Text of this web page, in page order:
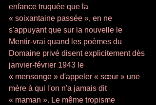
enfance truquée que la
« soixantaine passée », en ne
s'appuyant que sur la nouvelle le
Mentir-vrai quand les poèmes du
Domaine privé disent explicitement dès
janvier-février 1943 le
« mensonge » d'appeler « sœur » une
mère à qui l'on n'a jamais dit
« maman ». Le même tropisme